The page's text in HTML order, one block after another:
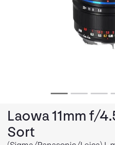
Laowa 11mm f/
Sort